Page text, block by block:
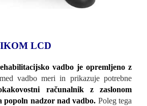
LCD
vadbo je opremljeno z
vadbo meri in prikazuje potrebne
računalnik z zaslonom
popoln nadzor nad vadbo. Poleg tega